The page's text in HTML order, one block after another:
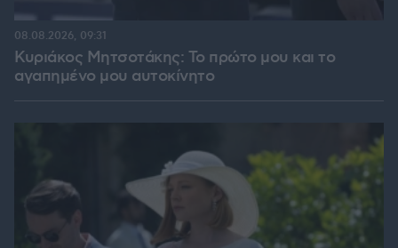
Κυριάκος Μητσοτάκης: Το πρώτο μου και το
αγαπημένο μου αυτοκίνητο
08.08.2026, 09:31